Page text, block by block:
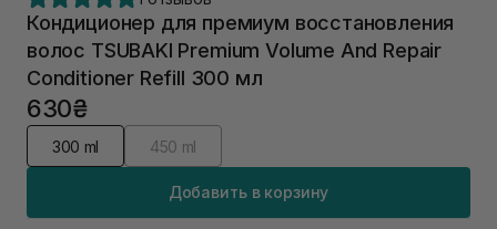
Кондиционер для премиум восстановления
волос TSUBAKI Premium Volume And Repair
Conditioner Refill 300 мл
630₴
300 ml 450 ml
Добавить в корзину